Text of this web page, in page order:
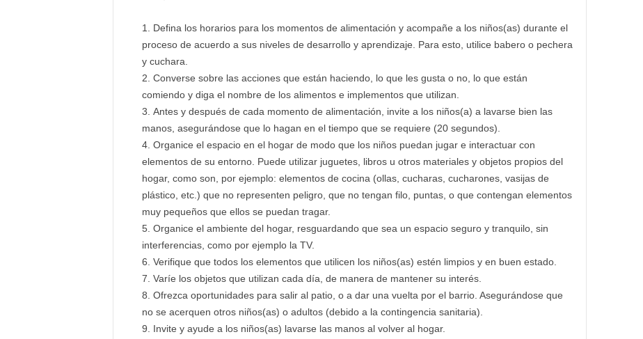
Defina los horarios para los momentos de alimentación y acompañe a los niños(as) durante el
proceso de acuerdo a sus niveles de desarrollo y aprendizaje. Para esto, utilice babero o pechera
y cuchara.
Converse sobre las acciones que están haciendo, lo que les gusta o no, lo que están
comiendo y diga el nombre de los alimentos e implementos que utilizan.
Antes y después de cada momento de alimentación, invite a los niños(a) a lavarse bien las
manos, asegurándose que lo hagan en el tiempo que se requiere (20 segundos).
Organice el espacio en el hogar de modo que los niños puedan jugar e interactuar con
elementos de su entorno. Puede utilizar juguetes, libros u otros materiales y objetos propios del
hogar, como son, por ejemplo: elementos de cocina (ollas, cucharas, cucharones, vasijas de
plástico, etc.) que no representen peligro, que no tengan filo, puntas, o que contengan elementos
muy pequeños que ellos se puedan tragar.
Organice el ambiente del hogar, resguardando que sea un espacio seguro y tranquilo, sin
interferencias, como por ejemplo la TV.
Verifique que todos los elementos que utilicen los niños(as) estén limpios y en buen estado.
Varíe los objetos que utilizan cada día, de manera de mantener su interés.
Ofrezca oportunidades para salir al patio, o a dar una vuelta por el barrio. Asegurándose que
no se acerquen otros niños(as) o adultos (debido a la contingencia sanitaria).
Invite y ayude a los niños(as) lavarse las manos al volver al hogar.